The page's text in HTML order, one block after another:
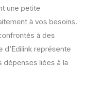
une petite
à vos besoins.
à des
d’Edilink représente
dépenses liées à la